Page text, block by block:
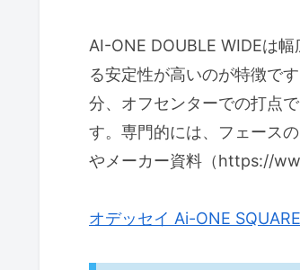
AI-ONE DOUBLE WIDEは
る安定性が高いのが特徴で
分、オフセンターでの打点
す。専門的には、フェース
やメーカー資料（https://
オデッセイ Ai-ONE